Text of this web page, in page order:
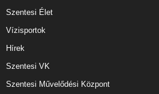
Szentesi Élet
Vízisportok
Hírek
Szentesi VK
Szentesi Művelődési Központ